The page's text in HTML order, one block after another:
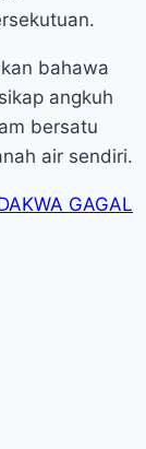
bahawa
angkuh
bersatu
air sendiri.
GAGAL